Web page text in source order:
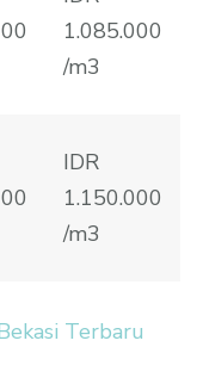
1.085.000
/m3
IDR
1.150.000
/m3
Terbaru